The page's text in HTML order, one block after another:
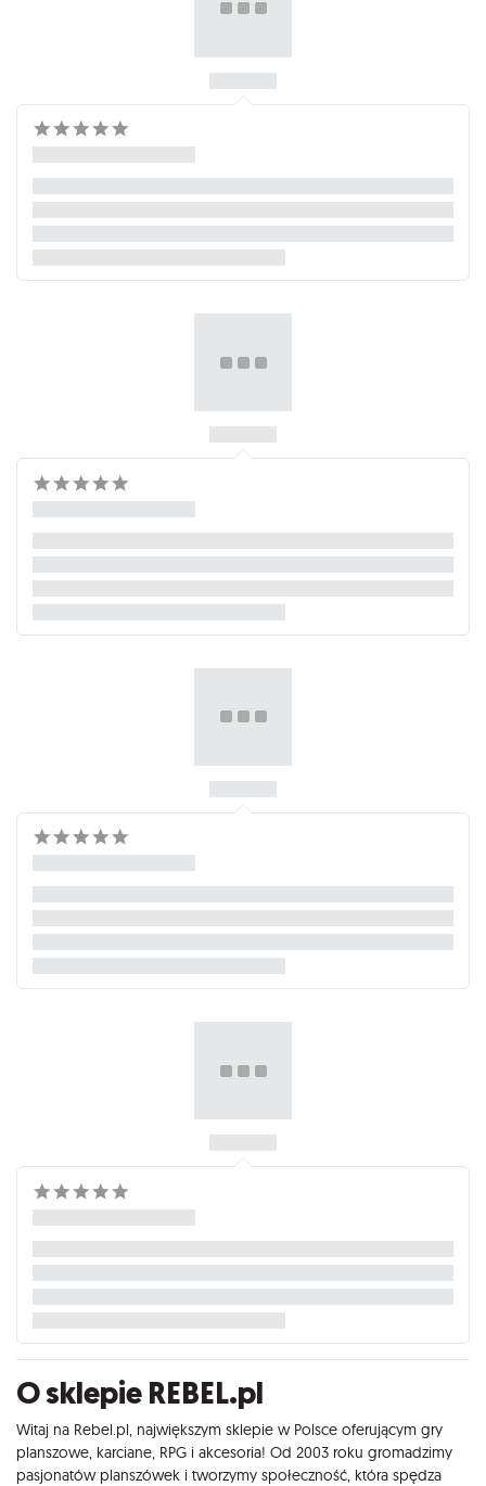
O sklepie REBEL.pl
Witaj na Rebel.pl, największym sklepie w Polsce oferującym gry
planszowe, karciane, RPG i akcesoria! Od 2003 roku gromadzimy
pasjonatów planszówek i tworzymy społeczność, która spędza